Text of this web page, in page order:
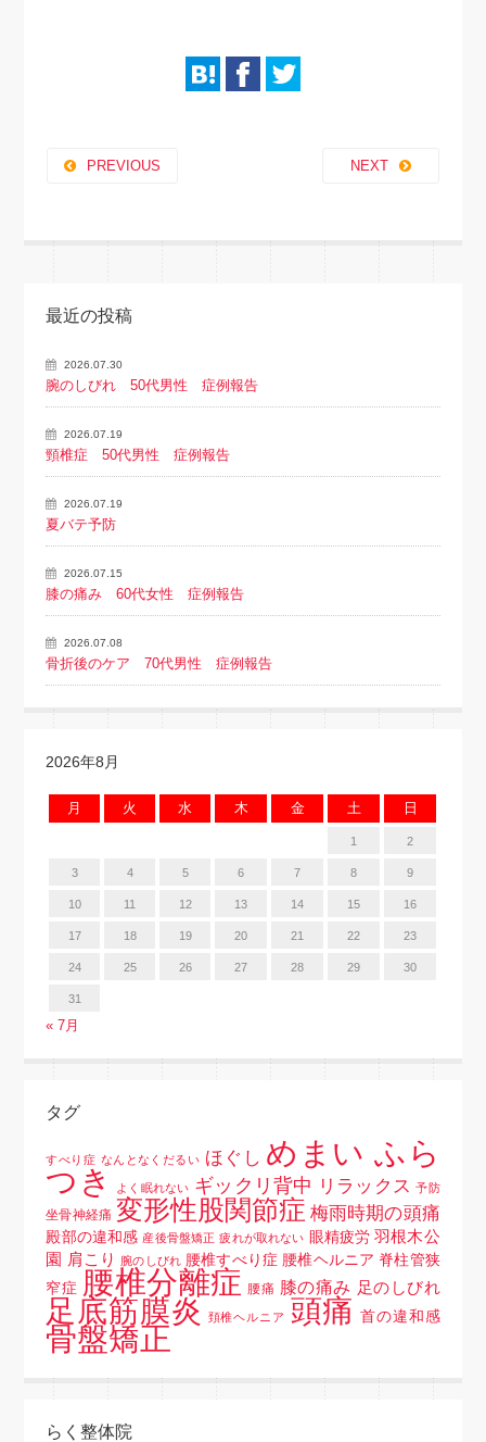
PREVIOUS NEXT
最近の投稿
2026.07.30
腕のしびれ 50代男性 症例報告
2026.07.19
頸椎症 50代男性 症例報告
2026.07.19
夏バテ予防
2026.07.15
膝の痛み 60代女性 症例報告
2026.07.08
骨折後のケア 70代男性 症例報告
2026年8月
月 火 水 木 金 土 日
1 2
3 4 5 6 7 8 9
10 11 12 13 14 15 16
17 18 19 20 21 22 23
24 25 26 27 28 29 30
31
« 7月
タグ
すべり症 なんとなくだるい ほぐし めまい ふら
つき
よく眠れない ギックリ背中 リラックス 予防
坐骨神経痛 変形性股関節症 梅雨時期の頭痛
殿部の違和感 産後骨盤矯正 疲れが取れない 眼精疲労 羽根木公
園 肩こり 腕のしびれ 腰椎すべり症 腰椎ヘルニア 脊柱管狭
窄症 腰椎分離症 腰痛 膝の痛み 足のしびれ
足底筋膜炎 頚椎ヘルニア 頭痛 首の違和感
骨盤矯正
らく整体院